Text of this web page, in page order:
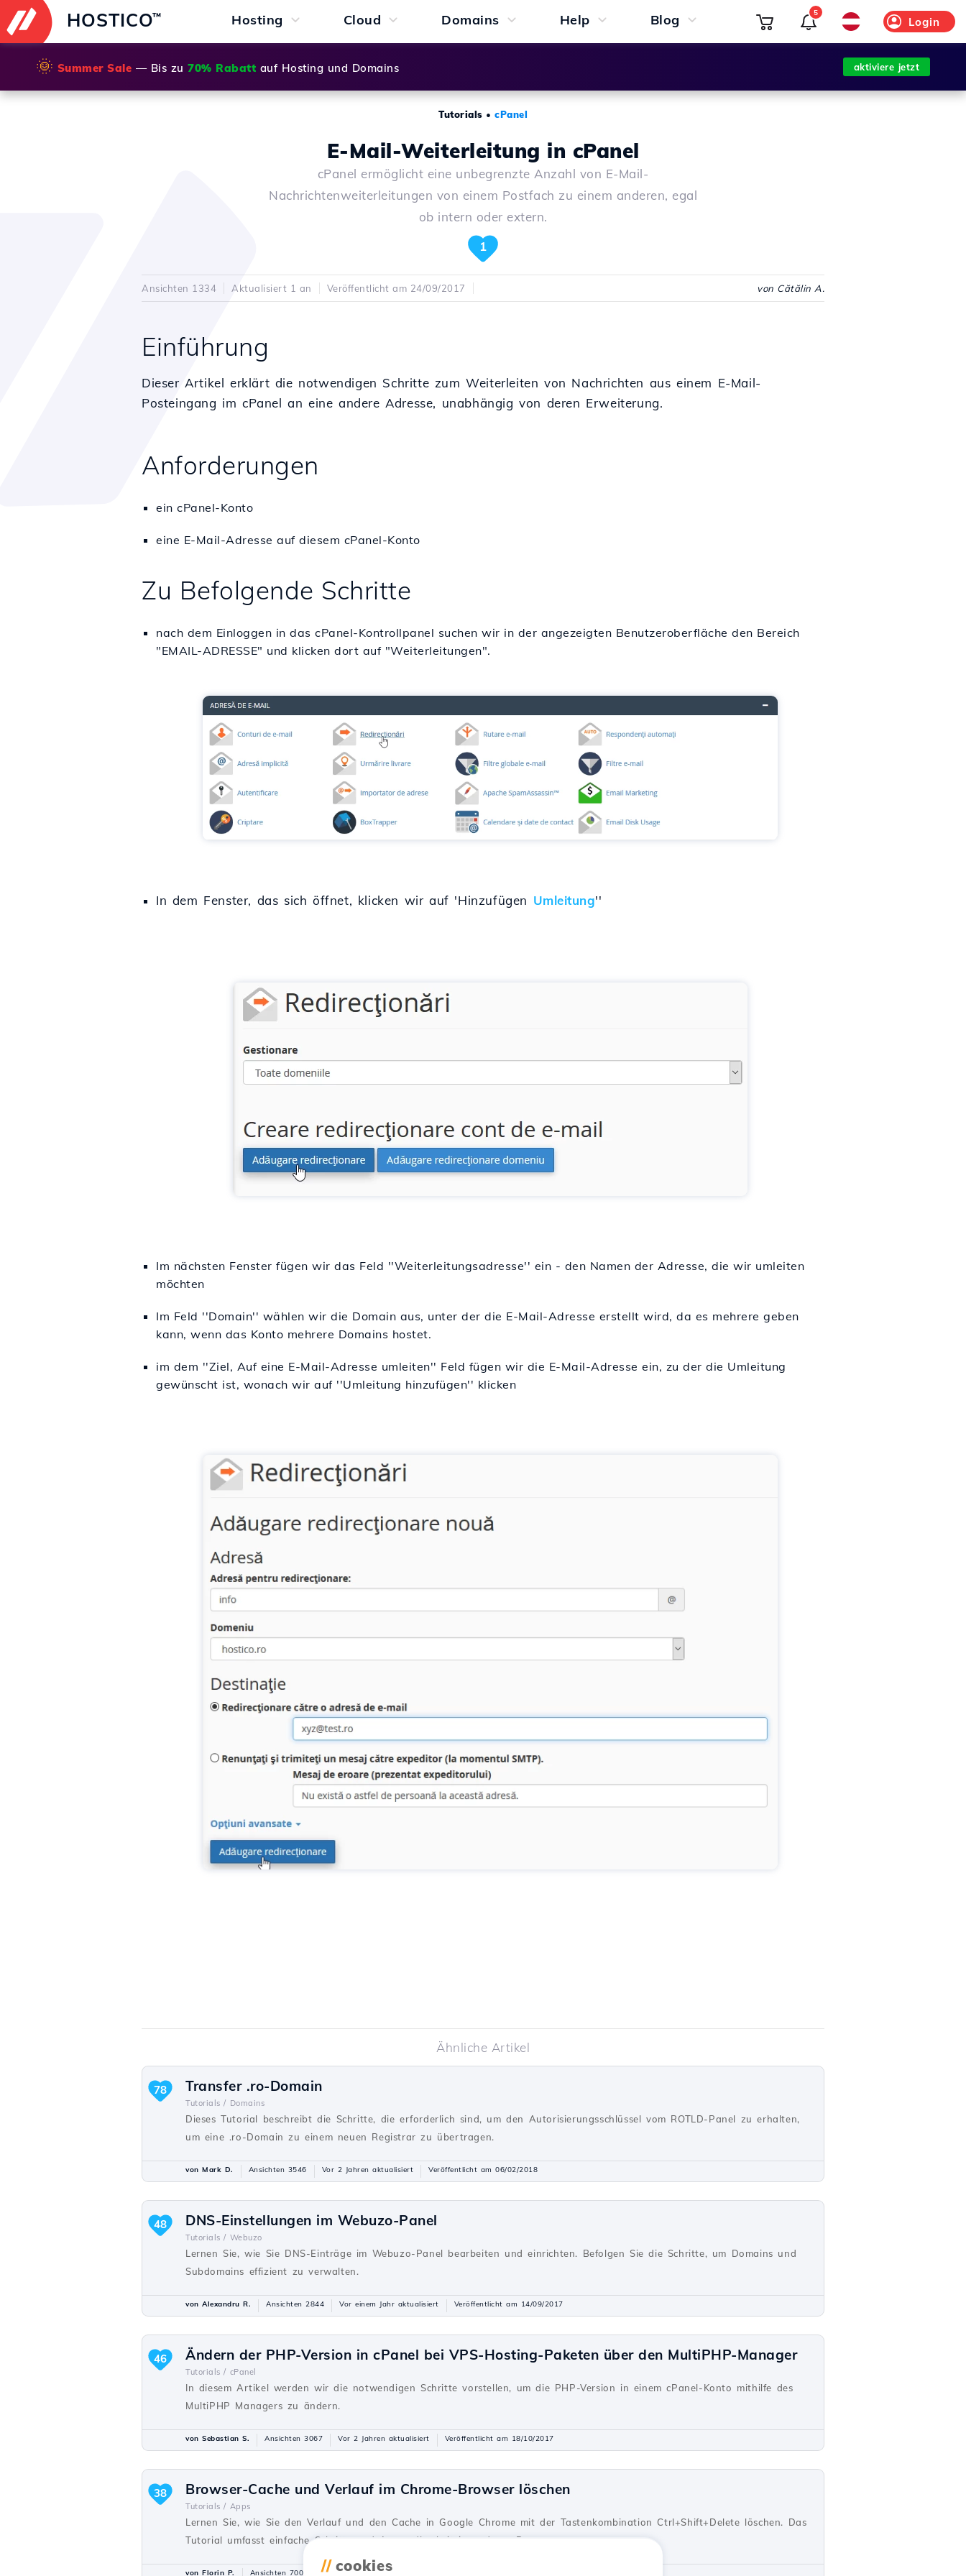
HOSTICO™ Hosting Cloud Domains Help Blog Login
5
🌞 Summer Sale — Bis zu 70% Rabatt auf Hosting und Domains aktiviere jetzt
Tutorials • cPanel
E-Mail-Weiterleitung in cPanel
cPanel ermöglicht eine unbegrenzte Anzahl von E-Mail-
Nachrichtenweiterleitungen von einem Postfach zu einem anderen, egal
ob intern oder extern.
1
Ansichten 1334 Aktualisiert 1 an Veröffentlicht am 24/09/2017 von Cătălin A.
Einführung
Dieser Artikel erklärt die notwendigen Schritte zum Weiterleiten von Nachrichten aus einem E-Mail-
Posteingang im cPanel an eine andere Adresse, unabhängig von deren Erweiterung.
Anforderungen
ein cPanel-Konto
eine E-Mail-Adresse auf diesem cPanel-Konto
Zu Befolgende Schritte
nach dem Einloggen in das cPanel-Kontrollpanel suchen wir in der angezeigten Benutzeroberfläche den Bereich
"EMAIL-ADRESSE" und klicken dort auf "Weiterleitungen".
In dem Fenster, das sich öffnet, klicken wir auf 'Hinzufügen Umleitung''
Im nächsten Fenster fügen wir das Feld ''Weiterleitungsadresse'' ein - den Namen der Adresse, die wir umleiten
möchten
Im Feld ''Domain'' wählen wir die Domain aus, unter der die E-Mail-Adresse erstellt wird, da es mehrere geben
kann, wenn das Konto mehrere Domains hostet.
im dem ''Ziel, Auf eine E-Mail-Adresse umleiten'' Feld fügen wir die E-Mail-Adresse ein, zu der die Umleitung
gewünscht ist, wonach wir auf ''Umleitung hinzufügen'' klicken
Ähnliche Artikel
Transfer .ro-Domain
Tutorials / Domains
Dieses Tutorial beschreibt die Schritte, die erforderlich sind, um den Autorisierungsschlüssel vom ROTLD-Panel zu erhalten,
um eine .ro-Domain zu einem neuen Registrar zu übertragen.
78
von Mark D. Ansichten 3546 Vor 2 Jahren aktualisiert Veröffentlicht am 06/02/2018
DNS-Einstellungen im Webuzo-Panel
Tutorials / Webuzo
Lernen Sie, wie Sie DNS-Einträge im Webuzo-Panel bearbeiten und einrichten. Befolgen Sie die Schritte, um Domains und
Subdomains effizient zu verwalten.
48
von Alexandru R. Ansichten 2844 Vor einem Jahr aktualisiert Veröffentlicht am 14/09/2017
Ändern der PHP-Version in cPanel bei VPS-Hosting-Paketen über den MultiPHP-Manager
Tutorials / cPanel
In diesem Artikel werden wir die notwendigen Schritte vorstellen, um die PHP-Version in einem cPanel-Konto mithilfe des
MultiPHP Managers zu ändern.
46
von Sebastian S. Ansichten 3067 Vor 2 Jahren aktualisiert Veröffentlicht am 18/10/2017
Browser-Cache und Verlauf im Chrome-Browser löschen
Tutorials / Apps
Lernen Sie, wie Sie den Verlauf und den Cache in Google Chrome mit der Tastenkombination Ctrl+Shift+Delete löschen. Das
Tutorial umfasst einfache Schritte und Anwendbarkeit in anderen Browsern.
38
von Florin P. Ansichten 7001 Vor 5 Jahren aktualisiert
// cookies